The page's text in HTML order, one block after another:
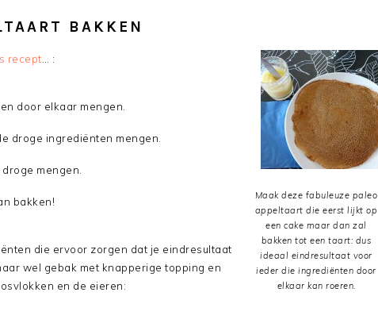
BAKKEN
Maak deze fabuleuze paleo
appeltaart die eerst lijkt op
een cake maar dan zal
bakken tot een taart: dus
ideaal eindresultaat voor
ieder die ingrediënten door
elkaar kan roeren.
recept … :
door elkaar mengen.
droge ingrediënten mengen.
mengen.
bakken!
die ervoor zorgen dat je eindresultaat
wel gebak met knapperige topping en
en de eieren: